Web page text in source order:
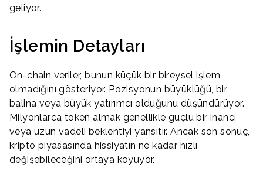
geliyor.
İşlemin Detayları
On-chain veriler, bunun küçük bir bireysel işlem
olmadığını gösteriyor. Pozisyonun büyüklüğü, bir
balina veya büyük yatırımcı olduğunu düşündürüyor.
Milyonlarca token almak genellikle güçlü bir inancı
veya uzun vadeli beklentiyi yansıtır. Ancak son sonuç,
kripto piyasasında hissiyatın ne kadar hızlı
değişebileceğini ortaya koyuyor.